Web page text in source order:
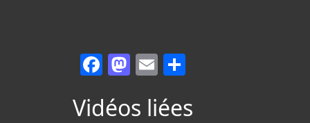
Facebook
Mastodon
Email
Vidéos liées